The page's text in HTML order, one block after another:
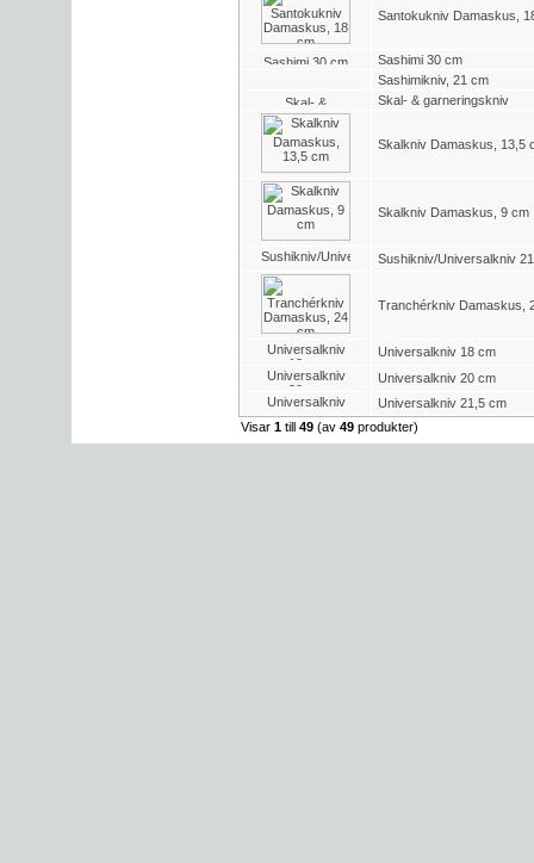
Santokukniv Damaskus,
Sashimi 30 cm
Sashimikniv, 21 cm
Skal- & garneringskniv
Skalkniv Damaskus, 13,5
Skalkniv Damaskus, 9 cm
Sushikniv/Universalkniv
Tranchérkniv Damaskus,
Universalkniv 18 cm
Universalkniv 20 cm
Universalkniv 21,5 cm
Visar 1 till 49 (av 49 produkter)